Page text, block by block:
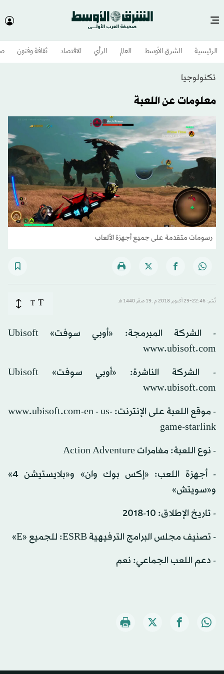
الرئيسية الشرق الأوسط​ العالم الرأي الاقتصاد ثقافة وفنون
تكنولوجيا
معلومات عن اللعبة
رسومات متقدمة على جميع أجهزة الألعاب
نُشر: 22:46-29 أكتوبر 2018 م ـ 19 صفَر 1440 هـ T
T
- الشركة المبرمجة: «أوبي سوفت» Ubisoft
www.ubisoft.com
- الشركة الناشرة: «أوبي سوفت» Ubisoft
www.ubisoft.com
- موقع اللعبة على الإنترنت: www.ubisoft.com-en - us-
game-starlink
- نوع اللعبة: مغامرات Action Adventure
- أجهزة اللعب: «إكس بوك وان» و«بلايستيشن 4»
و«سويتش»
- تاريخ الإطلاق: 10-2018
- تصنيف مجلس البرامج الترفيهية ESRB: للجميع «E»
- دعم اللعب الجماعي: نعم